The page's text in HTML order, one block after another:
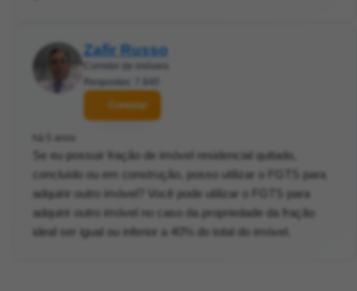
Zafir Russo
Corretor de imóveis
Respostas: 7.840
Contatar
há 5 anos
Se eu possuir fração de imóvel residencial quitado,
concluído ou em construção, posso utilizar o FGTS para
adquirir outro imóvel? Você pode utilizar o FGTS para
adquirir outro imóvel no caso da propriedade da fração
ideal ser igual ou inferior a 40% do total do imóvel.